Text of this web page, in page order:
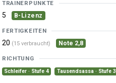
TRAINERPUNKTE
5 B-Lizenz
FERTIGKEITEN
20 (15 verbraucht) Note 2,8
RICHTUNG
Schleifer · Stufe 4 Tausendsassa · Stufe 3